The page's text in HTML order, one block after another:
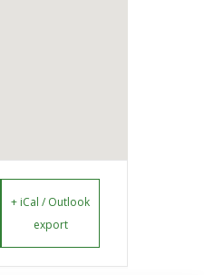
+ iCal / Outlook
export